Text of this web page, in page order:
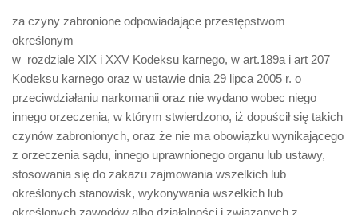
za czyny zabronione odpowiadające przestępstwom
określonym
w rozdziale XIX i XXV Kodeksu karnego, w art.189a i art 207
Kodeksu karnego oraz w ustawie dnia 29 lipca 2005 r. o
przeciwdziałaniu narkomanii oraz nie wydano wobec niego
innego orzeczenia, w którym stwierdzono, iż dopuścił się takich
czynów zabronionych, oraz że nie ma obowiązku wynikającego
z orzeczenia sądu, innego uprawnionego organu lub ustawy,
stosowania się do zakazu zajmowania wszelkich lub
określonych stanowisk, wykonywania wszelkich lub
określonych zawodów albo działalności i związanych z